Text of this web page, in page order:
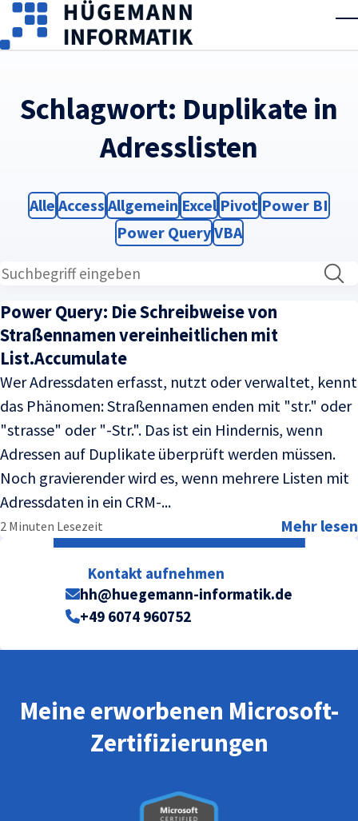
Skip to main content
Schlagwort: Duplikate in
Adresslisten
Filter
Alle Filter
Access Filter
Allgemein Filter
Excel Filter
Pivot Filter
Power BI
Filter
Power QueryFilter
VBA
Power Query: Die Schreibweise von
Straßennamen vereinheitlichen mit
List.Accumulate
Wer Adressdaten erfasst, nutzt oder verwaltet, kennt
das Phänomen: Straßennamen enden mit "str." oder
"strasse" oder "-Str.". Das ist ein Hindernis, wenn
Adressen auf Duplikate überprüft werden müssen.
Noch gravierender wird es, wenn mehrere Listen mit
Adressdaten in ein CRM-...
2 Minuten Lesezeit Mehr lesen
Kontakt aufnehmen
hh@huegemann-informatik.de
+49 6074 960752
Meine erworbenen Microsoft-
Zertifizierungen